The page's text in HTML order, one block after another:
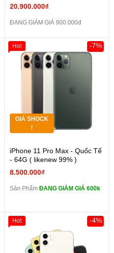
20.900.000₫
ĐANG GIẢM GIÁ 900.000đ
GIÁ SHOCK
!
iPhone 11 Pro Max - Quốc Tế
- 64G ( likenew 99% )
8.500.000₫
-7%
Sản Phẩm ĐANG GIẢM GIÁ 600k
Hot
-4%
Hot